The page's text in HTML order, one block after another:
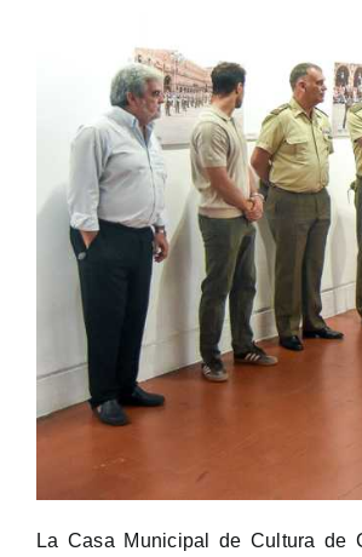
La Casa Municipal de Cultura de